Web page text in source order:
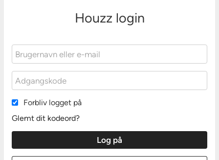
Houzz login
Forbliv logget på
Glemt dit kodeord?